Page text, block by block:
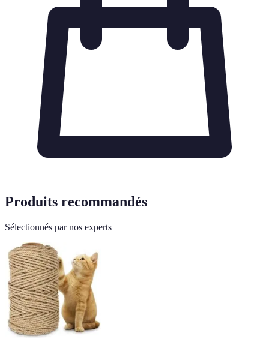
Produits recommandés
Sélectionnés par nos experts